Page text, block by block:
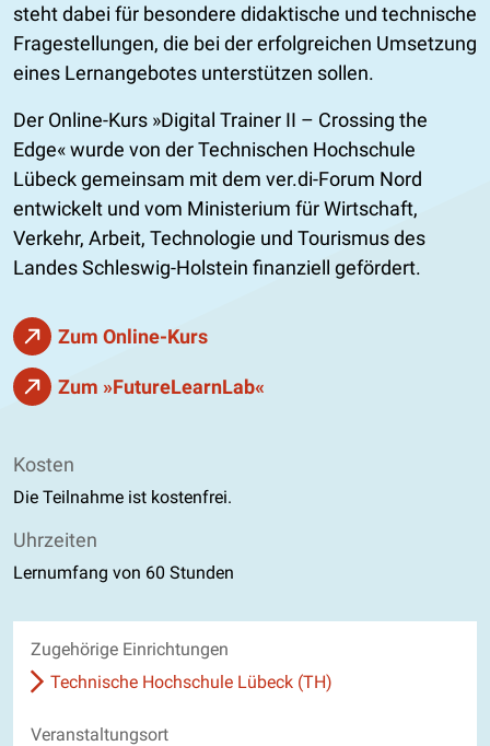
steht dabei für besondere didaktische und technische
Fragestellungen, die bei der erfolgreichen Umsetzung
eines Lernangebotes unterstützen sollen.
Der Online-Kurs »Digital Trainer II – Crossing the
Edge« wurde von der Technischen Hochschule
Lübeck gemeinsam mit dem ver.di-Forum Nord
entwickelt und vom Ministerium für Wirtschaft,
Verkehr, Arbeit, Technologie und Tourismus des
Landes Schleswig-Holstein finanziell gefördert.
Zum Online-Kurs
Zum »FutureLearnLab«
Kosten
Die Teilnahme ist kostenfrei.
Uhrzeiten
Lernumfang von 60 Stunden
Zugehörige Einrichtungen
Technische Hochschule Lübeck (TH)
Veranstaltungsort